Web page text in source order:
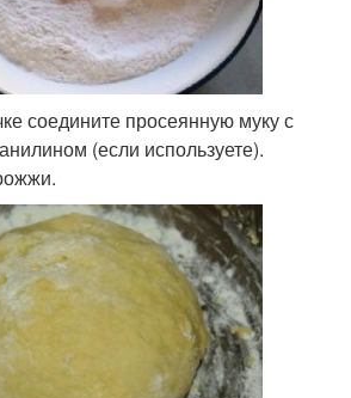
соедините просеянную муку с
(если используете).